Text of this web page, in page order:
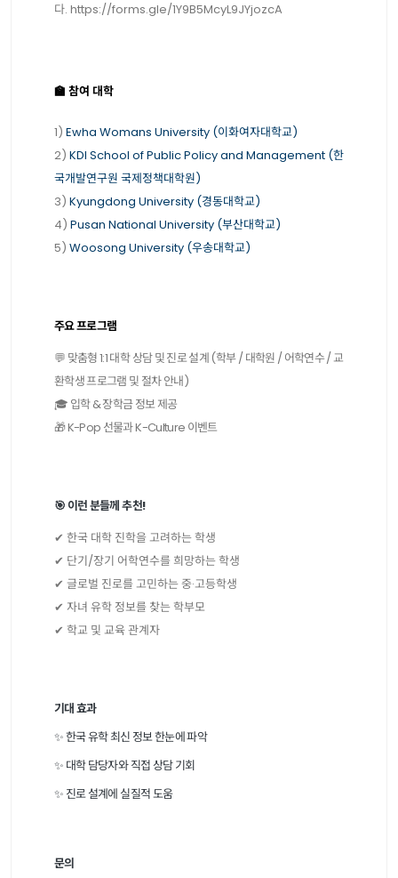
다. https://forms.gle/1Y9B5McyL9JYjozcA
🏫 참여 대학
1) Ewha Womans University (이화여자대학교)
2) KDI School of Public Policy and Management (한
국개발연구원 국제정책대학원)
3) Kyungdong University (경동대학교)
4) Pusan National University (부산대학교)
5) Woosong University (우송대학교)
주요 프로그램
💬 맞춤형 1:1 대학 상담 및 진로 설계 (학부 / 대학원 / 어학연수 / 교
환학생 프로그램 및 절차 안내)
🎓 입학 & 장학금 정보 제공
🎁 K-Pop 선물과 K-Culture 이벤트
🎯 이런 분들께 추천!
✔ 한국 대학 진학을 고려하는 학생
✔ 단기/장기 어학연수를 희망하는 학생
✔ 글로벌 진로를 고민하는 중·고등학생
✔ 자녀 유학 정보를 찾는 학부모
✔ 학교 및 교육 관계자
기대 효과
✨ 한국 유학 최신 정보 한눈에 파악
✨ 대학 담당자와 직접 상담 기회
✨ 진로 설계에 실질적 도움
문의